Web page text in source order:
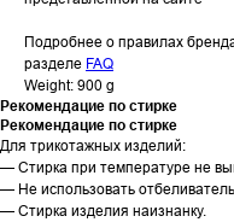
Подробнее о правилах
разделе FAQ
Weight: 900 g
Рекомендацие по cтирке
Рекомендацие по cтирке
Для трикотажных изделий:
— Стирка при температуре не
— Не использовать
— Стирка изделия наизнанку.